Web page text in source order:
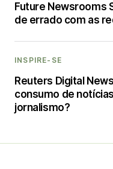
Future Newsrooms
de errado com as
INSPIRE-SE
Reuters Digital
consumo de
jornalismo?